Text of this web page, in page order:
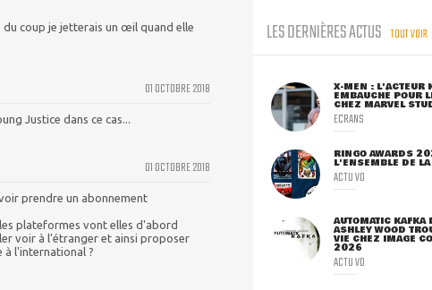
du coup je jetterais un œil quand elle
01 OCTOBRE 2018
Justice dans ce cas...
01 OCTOBRE 2018
prendre un abonnement
plateformes vont elles d'abord
voir à l'étranger et ainsi proposer
l'international ?
LES DERNIÈRES ACTUS TOUT VOIR
X-MEN : L'ACTEUR
EMBAUCHÉ POUR
CHEZ MARVEL
ECRANS
RINGO AWARDS
L'ENSEMBLE DE
ACTU VO
AUTOMATIC KAFKA
ASHLEY WOOD
VIE CHEZ IMAGE
2026
ACTU VO